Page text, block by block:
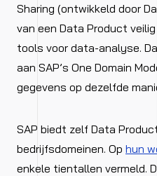
Sharing (ontwikkeld door
van een Data Product
tools voor data-analyse.
aan SAP’s One Domain
gegevens op dezelfde
SAP biedt zelf Data
bedrijfsdomeinen. Op hun
enkele tientallen vermeld.